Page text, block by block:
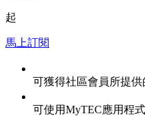
起
馬上訂閱
可獲得社區會員所提
可使用MyTEC應用程